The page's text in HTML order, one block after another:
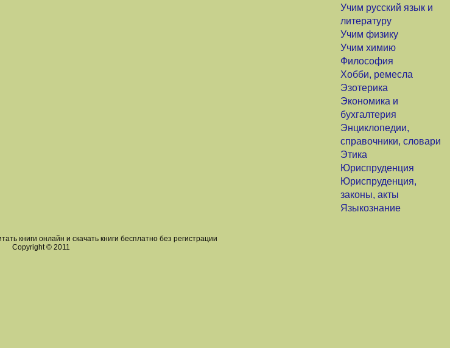
Учим русский язык и
литературу
Учим физику
Учим химию
Философия
Хобби, ремесла
Эзотерика
Экономика и
бухгалтерия
Энциклопедии,
справочники, словари
Этика
Юриспруденция
Юриспруденция,
законы, акты
Языкознание
книги онлайн и скачать книги бесплатно без регистрации
Copyright © 2011